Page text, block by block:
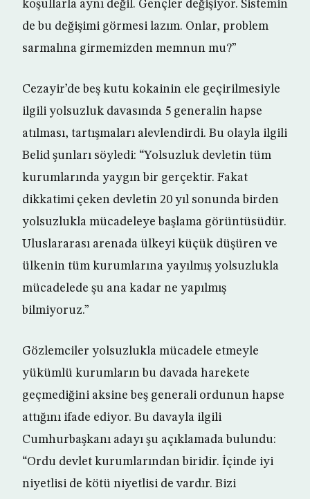
koşullarla aynı değil. Gençler değişiyor. Sistemin
de bu değişimi görmesi lazım. Onlar, problem
sarmalına girmemizden memnun mu?”
Cezayir’de beş kutu kokainin ele geçirilmesiyle
ilgili yolsuzluk davasında 5 generalin hapse
atılması, tartışmaları alevlendirdi. Bu olayla ilgili
Belid şunları söyledi: “Yolsuzluk devletin tüm
kurumlarında yaygın bir gerçektir. Fakat
dikkatimi çeken devletin 20 yıl sonunda birden
yolsuzlukla mücadeleye başlama görüntüsüdür.
Uluslararası arenada ülkeyi küçük düşüren ve
ülkenin tüm kurumlarına yayılmış yolsuzlukla
mücadelede şu ana kadar ne yapılmış
bilmiyoruz.”
Gözlemciler yolsuzlukla mücadele etmeyle
yükümlü kurumların bu davada harekete
geçmediğini aksine beş generali ordunun hapse
attığını ifade ediyor. Bu davayla ilgili
Cumhurbaşkanı adayı şu açıklamada bulundu:
“Ordu devlet kurumlarından biridir. İçinde iyi
niyetlisi de kötü niyetlisi de vardır. Bizi